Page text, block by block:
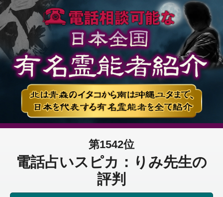
第1542位
電話占いスピカ：りみ先生の
評判